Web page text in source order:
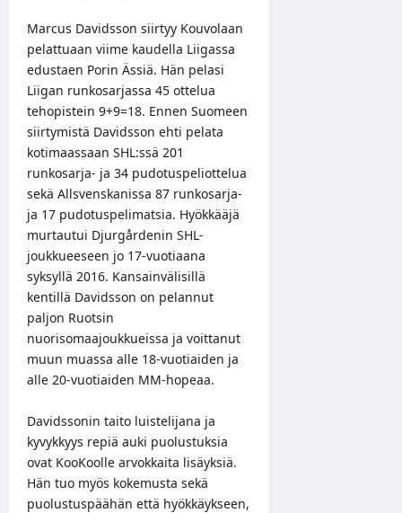
Marcus Davidsson siirtyy Kouvolaan
pelattuaan viime kaudella Liigassa
edustaen Porin Ässiä. Hän pelasi
Liigan runkosarjassa 45 ottelua
tehopistein 9+9=18. Ennen Suomeen
siirtymistä Davidsson ehti pelata
kotimaassaan SHL:ssä 201
runkosarja- ja 34 pudotuspeliottelua
sekä Allsvenskanissa 87 runkosarja-
ja 17 pudotuspelimatsia. Hyökkääjä
murtautui Djurgårdenin SHL-
joukkueeseen jo 17-vuotiaana
syksyllä 2016. Kansainvälisillä
kentillä Davidsson on pelannut
paljon Ruotsin
nuorisomaajoukkueissa ja voittanut
muun muassa alle 18-vuotiaiden ja
alle 20-vuotiaiden MM-hopeaa.
Davidssonin taito luistelijana ja
kyvykkyys repiä auki puolustuksia
ovat KooKoolle arvokkaita lisäyksiä.
Hän tuo myös kokemusta sekä
puolustuspäähän että hyökkäykseen,